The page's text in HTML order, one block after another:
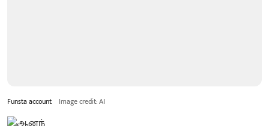
Funsta account Image credit: AI